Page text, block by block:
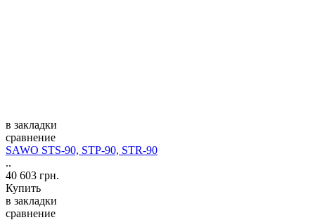
в закладки
сравнение
SAWO STS-90, STP-90, STR-90
..
40 603 грн.
Купить
в закладки
сравнение